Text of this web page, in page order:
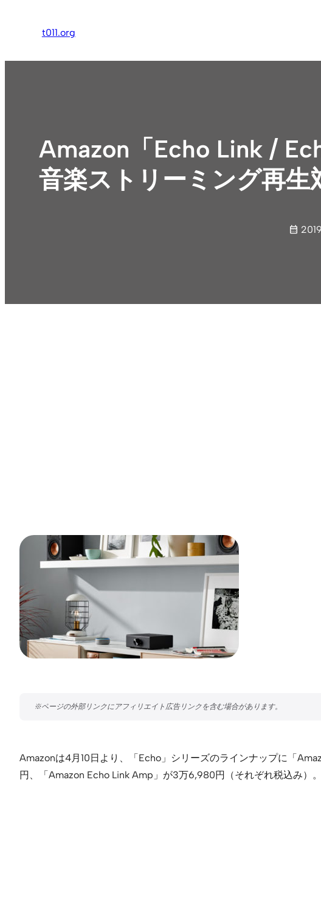
ス
t011.org
Amazon「Echo Link /
音楽ストリーミング再
Amazonは4月10日より、「Echo」シリーズのラインナップに「
円、「Amazon Echo Link Amp」が3万6,980円（それぞれ税込み）。